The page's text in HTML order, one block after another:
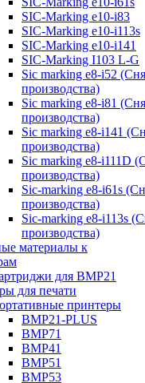
SIC-Marking e10-i83
SIC-Marking e10-i113s
SIC-Marking e10-i141
SIC-Marking I103 L-G
Sic marking e8-i52
производства)
Sic marking e8-i81
производства)
Sic marking e8-i141
производства)
Sic marking e8-i111D
производства)
Sic-marking e8-i61s
производства)
Sic-marking e8-i113s
производства)
материалы к
для BMP21
для печати
принтеры
BMP21-PLUS
BMP71
BMP41
BMP51
BMP53